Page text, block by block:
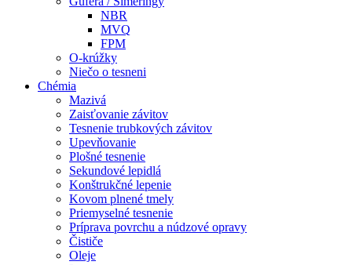
NBR
MVQ
FPM
O-krúžky
Niečo o tesneni
Chémia
Mazivá
Zaisťovanie závitov
Tesnenie trubkových závitov
Upevňovanie
Plošné tesnenie
Sekundové lepidlá
Konštrukčné lepenie
Kovom plnené tmely
Priemyselné tesnenie
Príprava povrchu a núdzové opravy
Čističe
Oleje